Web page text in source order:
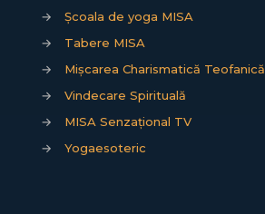
→
Școala de yoga MISA
→
Tabere MISA
→
Mișcarea Charismatică Teofanică
→
Vindecare Spirituală
→
MISA Senzațional TV
→
Yogaesoteric